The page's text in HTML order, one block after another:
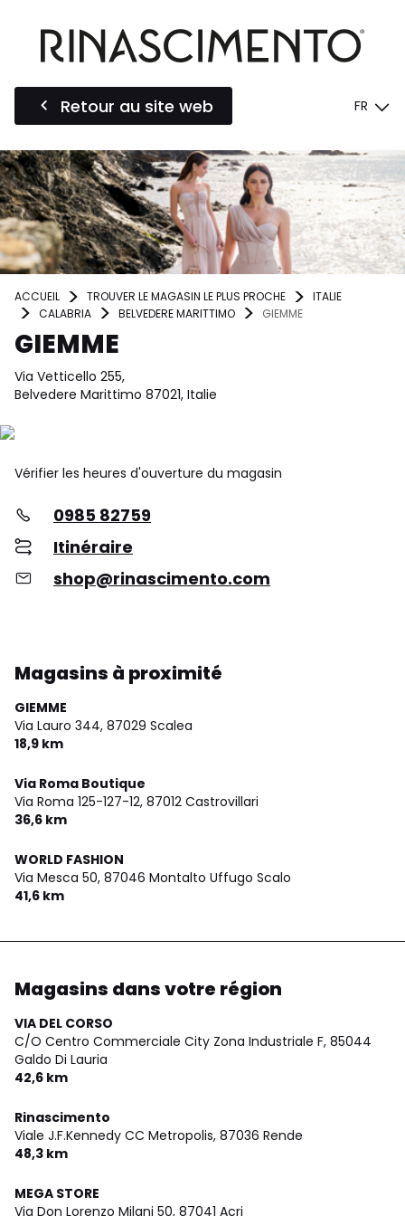
Retour au site web FR
ACCUEIL TROUVER LE MAGASIN LE PLUS PROCHE
ITALIE
CALABRIA
BELVEDERE MARITTIMO GIEMME
GIEMME
Via Vetticello 255,
Belvedere Marittimo 87021, Italie
Vérifier les heures d'ouverture du magasin
0985 82759
Itinéraire
shop@rinascimento.com
Magasins à proximité
GIEMME
Via Lauro 344, 87029 Scalea
18,9 km
Via Roma Boutique
Via Roma 125-127-12, 87012 Castrovillari
36,6 km
WORLD FASHION
Via Mesca 50, 87046 Montalto Uffugo Scalo
41,6 km
Magasins dans votre région
VIA DEL CORSO
C/O Centro Commerciale City Zona Industriale F, 85044
Galdo Di Lauria
42,6 km
Rinascimento
Viale J.F.Kennedy CC Metropolis, 87036 Rende
48,3 km
MEGA STORE
Via Don Lorenzo Milani 50, 87041 Acri